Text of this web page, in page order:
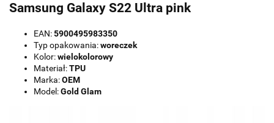
Samsung Galaxy S22 Ultra pink
EAN:5900495983350
Typ opakowania:woreczek
Kolor:wielokolorowy
Materiał:TPU
Marka:OEM
Model:Gold Glam